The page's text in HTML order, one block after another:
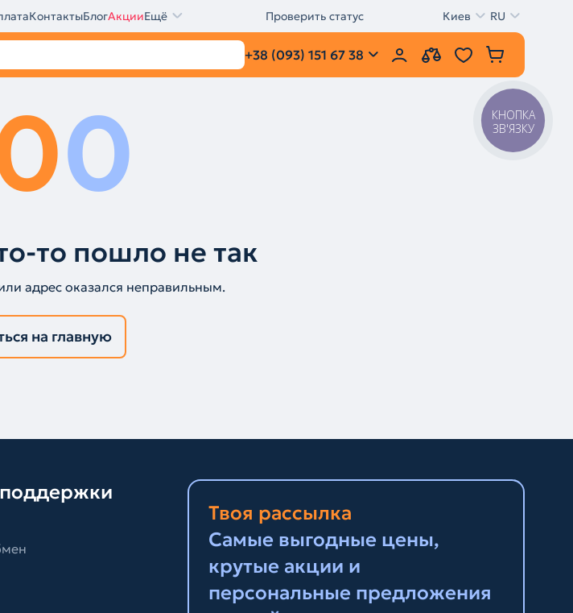
КонтактыБлогАкцииЕщё Проверить статус Киев RU
+38 (093) 151 67 38
0
то пошло не так
адрес оказался неправильным.
на главную
Твоя рассылка
Самые выгодные цены,
крутые акции и
персональные предложения
КНОПКА
ЗВ'ЯЗКУ